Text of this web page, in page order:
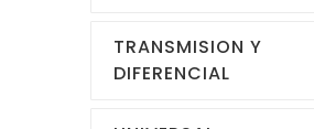
TRANSMISION Y
DIFERENCIAL